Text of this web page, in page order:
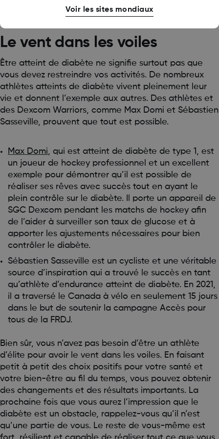
Le vent dans les voiles
Être atteint de diabète ne signifie surtout pas que
vous devez restreindre vos activités. De nombreux
athlètes atteints de diabète vivent pleinement leur
vie et donnent l’exemple aux autres. Des athlètes et
des Dexcom Warriors, comme Max Domi et Sébastien
Sasseville, prouvent que tout est possible.
Max Domi, qui est atteint de diabète de type 1, est
un joueur de hockey professionnel et un excellent
exemple pour démontrer qu’il est possible de
réaliser ses rêves avec succès tout en ayant le
plein contrôle sur le diabète. Il porte un appareil de
SGC Dexcom pendant les matchs de hockey afin
de l’aider à surveiller son taux de glucose et à
apporter les ajustements nécessaires pour bien
contrôler le diabète.
Sébastien Sasseville est un cycliste et une véritable
source d’inspiration qui a trouvé le succès en tant
qu’athlète d’endurance atteint de diabète. En 2021,
il a traversé le Canada à vélo en seulement 15 jours
dans le but de soutenir la campagne Accès pour
tous de la FRDJ.
Bien sûr, vous n’avez pas besoin d’être un athlète
d’élite pour avoir le vent dans les voiles. En faisant
petit à petit des choix positifs pour votre santé et
votre bien-être au fil du temps, vous pouvez obtenir
des changements et des résultats importants. La
prochaine fois que vous aurez l’impression que le
diabète est un obstacle, rappelez-vous qu’il n’est
qu’une partie de vous. Le reste de vous-même est
Voir les sites mondiaux